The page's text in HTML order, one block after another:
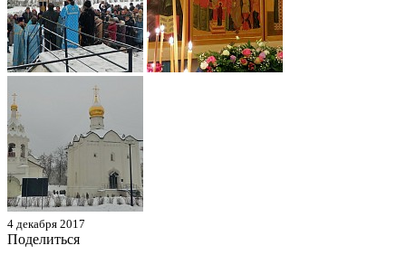
4 декабря 2017
Поделиться